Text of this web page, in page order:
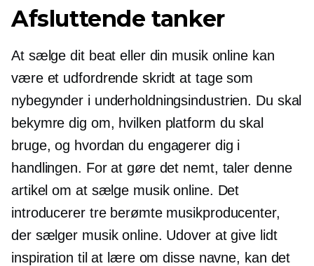
Afsluttende tanker
At sælge dit beat eller din musik online kan
være et udfordrende skridt at tage som
nybegynder i underholdningsindustrien. Du skal
bekymre dig om, hvilken platform du skal
bruge, og hvordan du engagerer dig i
handlingen. For at gøre det nemt, taler denne
artikel om at sælge musik online. Det
introducerer tre berømte musikproducenter,
der sælger musik online. Udover at give lidt
inspiration til at lære om disse navne, kan det